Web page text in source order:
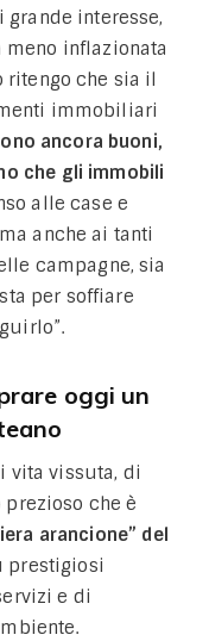
interesse,
meno inflazionata
ritengo che sia il
immobiliari
ancora buoni,
che gli immobili
alle case e
anche ai tanti
campagne, sia
per soffiare
oggi un
vita vissuta, di
che è
arancione” del
prestigiosi
e di